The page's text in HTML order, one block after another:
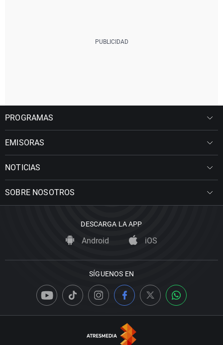
PROGRAMAS
EMISORAS
NOTICIAS
SOBRE NOSOTROS
DESCARGA LA APP
Android iOS
SÍGUENOS EN